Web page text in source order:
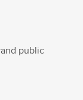
public